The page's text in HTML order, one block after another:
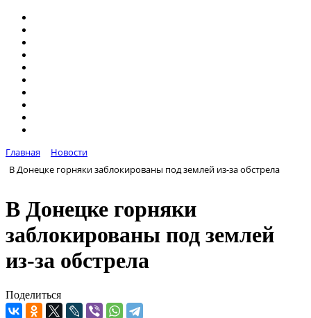
Главная
Новости
В Донецке горняки заблокированы под землей из-за обстрела
В Донецке горняки
заблокированы под землей
из-за обстрела
Поделиться